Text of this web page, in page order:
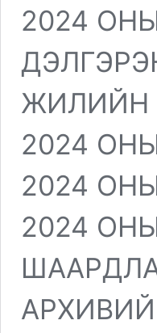
2024
ЖИЛИЙН
2024
2024
2024